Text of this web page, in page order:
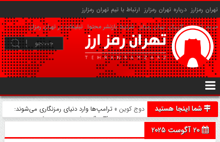
تهران رمزارز درباره تهران رمزارز ارتباط با تیم تهران رمزارز
حریم شخصی کاربران تهران رمزارز شرایط بازنشر محتوا تبلیغات در تهران رمزارز
شما اینجا هستید دوج کوین » ترامپ‌ها وارد دنیای رمزنگاری می‌شوند:
خرید Thumzup و گسترش معدن دوج کوین
20 آگوست 2025